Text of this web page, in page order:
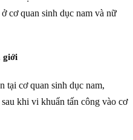
cơ quan sinh dục nam và nữ
giới
tại cơ quan sinh dục nam,
khi vi khuẩn tấn công vào cơ